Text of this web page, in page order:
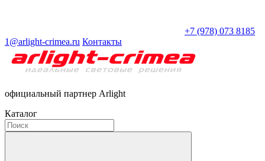
+7 (978) 073 8185
1@arlight-crimea.ru Контакты
официальный партнер Arlight
Каталог